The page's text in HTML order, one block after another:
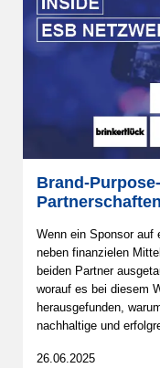
Brand-
Partnerschaften
Wenn ein Sponsor auf
neben finanzielen
beiden Partner
worauf es bei diesem
herausgefunden,
nachhaltige und
26.06.2025